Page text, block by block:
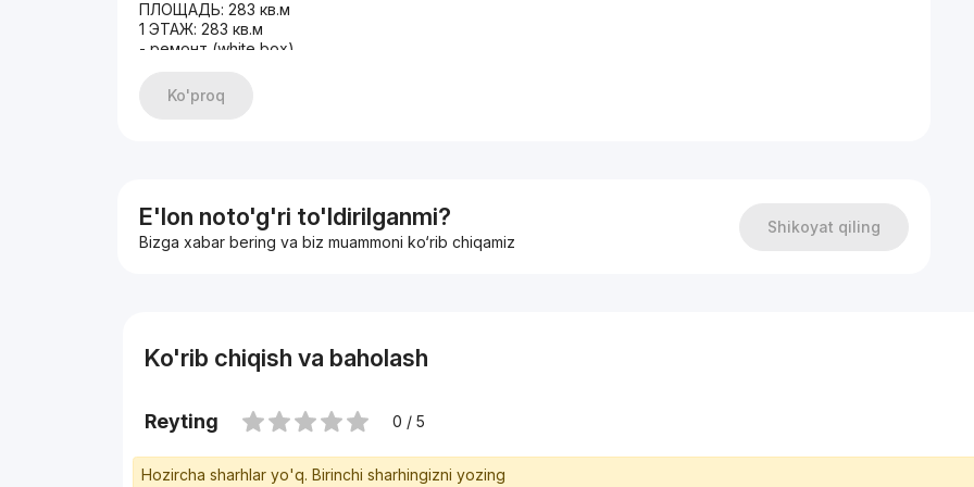
ПЛОЩАДЬ: 283 кв.м
1 ЭТАЖ: 283 кв.м
- ремонт (white box)
+998933373776
Ko'proq
E'lon noto'g'ri to'ldirilganmi?
Bizga xabar bering va biz muammoni ko‘rib chiqamiz
Shikoyat qiling
Ko'rib chiqish va baholash
Reyting 0 / 5
Hozircha sharhlar yo'q. Birinchi sharhingizni yozing